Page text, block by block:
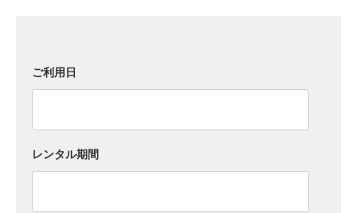
ご利用日
レンタル期間